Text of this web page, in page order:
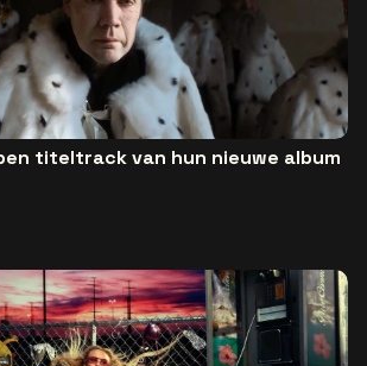
titeltrack van hun nieuwe album